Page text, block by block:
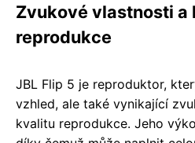
Zvukové vlastnosti a
reprodukce
JBL Flip 5 je reproduktor,
vzhled, ale také vynikající
kvalitu reprodukce. Jeho